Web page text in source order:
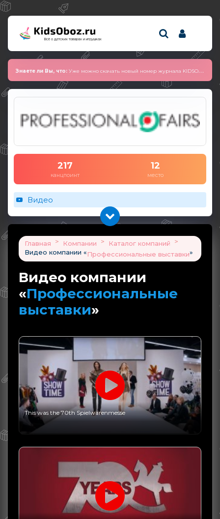
Всё о детских товарах и игрушках
Знаете ли Вы, что: Уже можно скачать новый номер журнала KIDSOBOZ 2025 (сентябрь)
217
канцпоинт
12
место
Видео
Главная > Компании > Каталог компаний
>
Видео компании «Профессиональные выставки»
Видео компании
«Профессиональные
выставки»
This was the 70th Spielwarenmesse